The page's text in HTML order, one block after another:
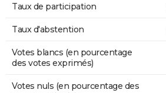
Taux de participation
Taux d'abstention
Votes blancs (en pourcentage
des votes exprimés)
Votes nuls (en pourcentage des